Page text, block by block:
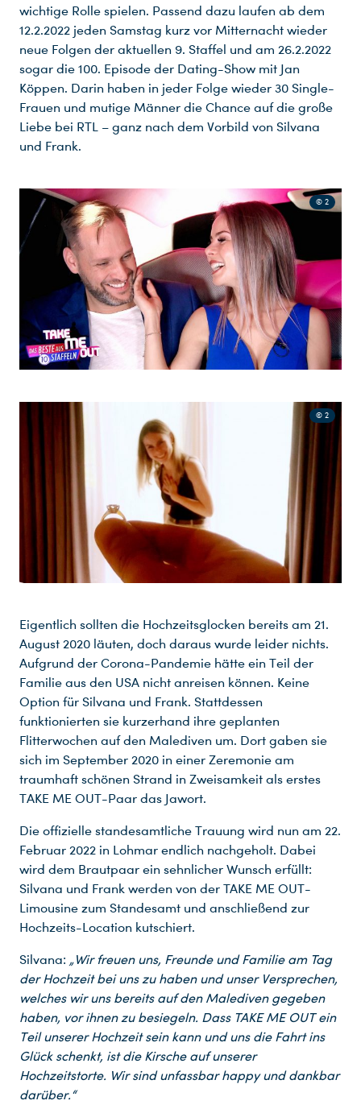
wichtige Rolle spielen. Passend dazu laufen ab dem
12.2.2022 jeden Samstag kurz vor Mitternacht wieder
neue Folgen der aktuellen 9. Staffel und am 26.2.2022
sogar die 100. Episode der Dating-Show mit Jan
Köppen. Darin haben in jeder Folge wieder 30 Single-
Frauen und mutige Männer die Chance auf die große
Liebe bei RTL – ganz nach dem Vorbild von Silvana
und Frank.
© 2
© 2
Eigentlich sollten die Hochzeitsglocken bereits am 21.
August 2020 läuten, doch daraus wurde leider nichts.
Aufgrund der Corona-Pandemie hätte ein Teil der
Familie aus den USA nicht anreisen können. Keine
Option für Silvana und Frank. Stattdessen
funktionierten sie kurzerhand ihre geplanten
Flitterwochen auf den Malediven um. Dort gaben sie
sich im September 2020 in einer Zeremonie am
traumhaft schönen Strand in Zweisamkeit als erstes
TAKE ME OUT-Paar das Jawort.
Die offizielle standesamtliche Trauung wird nun am 22.
Februar 2022 in Lohmar endlich nachgeholt. Dabei
wird dem Brautpaar ein sehnlicher Wunsch erfüllt:
Silvana und Frank werden von der TAKE ME OUT-
Limousine zum Standesamt und anschließend zur
Hochzeits-Location kutschiert.
Silvana: „Wir freuen uns, Freunde und Familie am Tag
der Hochzeit bei uns zu haben und unser Versprechen,
welches wir uns bereits auf den Malediven gegeben
haben, vor ihnen zu besiegeln. Dass TAKE ME OUT ein
Teil unserer Hochzeit sein kann und uns die Fahrt ins
Glück schenkt, ist die Kirsche auf unserer
Hochzeitstorte. Wir sind unfassbar happy und dankbar
darüber.“